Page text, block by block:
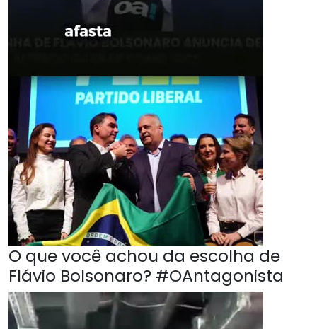
O que você achou da escolha de
Flávio Bolsonaro? #OAntagonista